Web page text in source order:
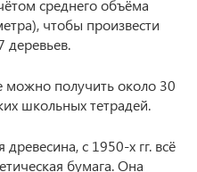
среднего объёма
чтобы произвести
деревьев.
получить около 30
школьных тетрадей.
с 1950-х гг. всё
бумага. Она